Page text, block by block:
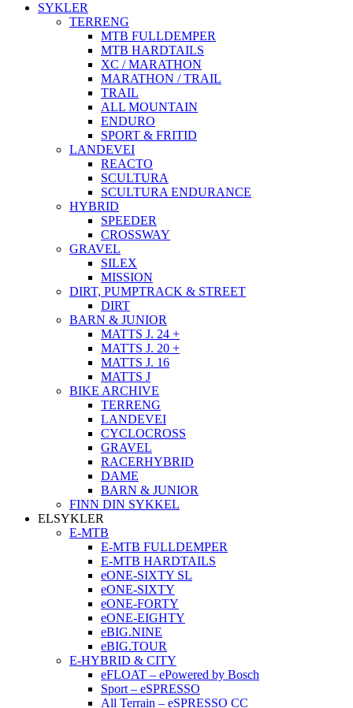
SYKLER
TERRENG
MTB FULLDEMPER
MTB HARDTAILS
XC / MARATHON
MARATHON / TRAIL
TRAIL
ALL MOUNTAIN
ENDURO
SPORT & FRITID
LANDEVEI
REACTO
SCULTURA
SCULTURA ENDURANCE
HYBRID
SPEEDER
CROSSWAY
GRAVEL
SILEX
MISSION
DIRT, PUMPTRACK & STREET
DIRT
BARN & JUNIOR
MATTS J. 24 +
MATTS J. 20 +
MATTS J. 16
MATTS J
BIKE ARCHIVE
TERRENG
LANDEVEI
CYCLOCROSS
GRAVEL
RACERHYBRID
DAME
BARN & JUNIOR
FINN DIN SYKKEL
ELSYKLER
E-MTB
E-MTB FULLDEMPER
E-MTB HARDTAILS
eONE-SIXTY SL
eONE-SIXTY
eONE-FORTY
eONE-EIGHTY
eBIG.NINE
eBIG.TOUR
E-HYBRID & CITY
eFLOAT – ePowered by Bosch
Sport – eSPRESSO
All Terrain – eSPRESSO CC